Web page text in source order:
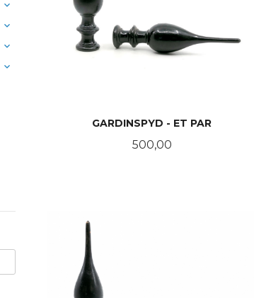
GARDINSPYD - ET PAR
Pris
500,00